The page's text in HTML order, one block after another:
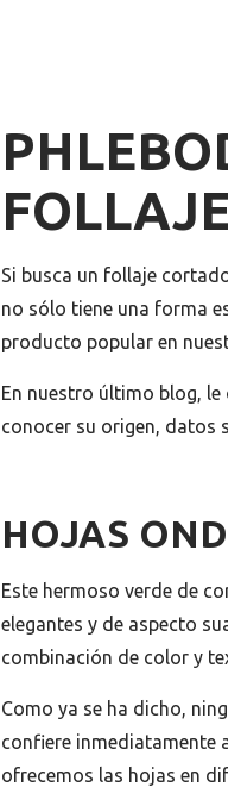
Si busca un follaje
no sólo tiene una forma
producto popular en
En nuestro último blog,
conocer su origen, datos
HOJAS
Este hermoso verde de
elegantes y de aspecto
combinación de color y
Como ya se ha dicho,
confiere inmediatamente
ofrecemos las hojas en